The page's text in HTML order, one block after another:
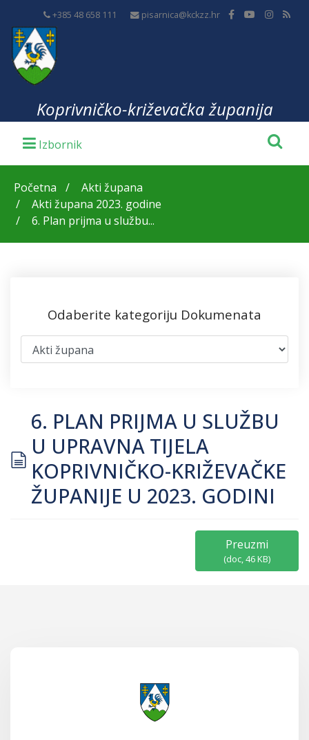
+385 48 658 111 pisarnica@kckzz.hr
Koprivničko-križevačka županija
Početna
Akti župana
Akti župana 2023. godine
6. Plan prijma u službu...
Odaberite kategoriju Dokumenata
document
6. PLAN PRIJMA U SLUŽBU
U UPRAVNA TIJELA
KOPRIVNIČKO-KRIŽEVAČKE
ŽUPANIJE U 2023. GODINI
Preuzmi
(doc,46 KB)